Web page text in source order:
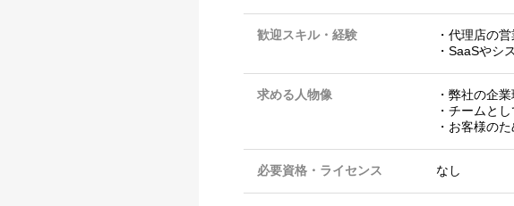
歓迎スキル・経験
・代理店の
・SaaSやシ
求める人物像
・弊社の企
・チームと
・お客様の
必要資格・ライセンス なし